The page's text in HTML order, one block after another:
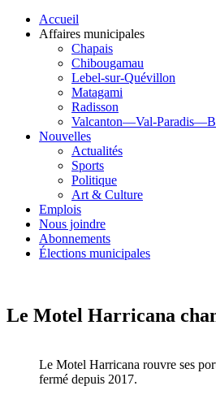
Accueil
Affaires municipales
Chapais
Chibougamau
Lebel-sur-Quévillon
Matagami
Radisson
Valcanton—Val-
Nouvelles
Actualités
Sports
Politique
Art & Culture
Emplois
Nous joindre
Abonnements
Élections municipales
Le Motel Harricana
Le Motel Harricana rouvre ses
fermé depuis 2017.